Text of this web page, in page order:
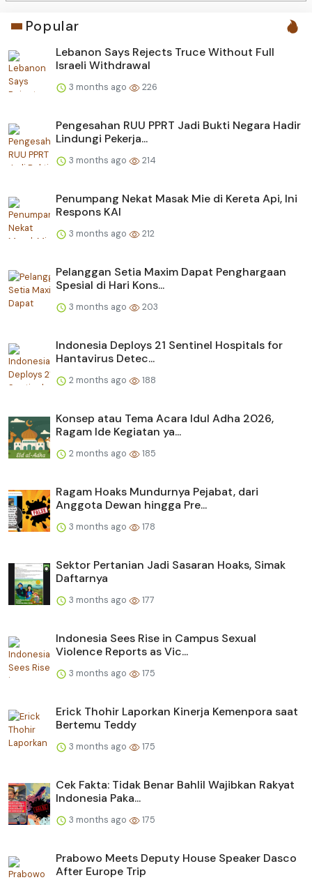
Popular
Lebanon Says Rejects Truce Without Full
Israeli Withdrawal
3 months ago 226
Pengesahan RUU PPRT Jadi Bukti Negara Hadir
Lindungi Pekerja...
3 months ago 214
Penumpang Nekat Masak Mie di Kereta Api, Ini
Respons KAI
3 months ago 212
Pelanggan Setia Maxim Dapat Penghargaan
Spesial di Hari Kons...
3 months ago 203
Indonesia Deploys 21 Sentinel Hospitals for
Hantavirus Detec...
2 months ago 188
Konsep atau Tema Acara Idul Adha 2026,
Ragam Ide Kegiatan ya...
2 months ago 185
Ragam Hoaks Mundurnya Pejabat, dari
Anggota Dewan hingga Pre...
3 months ago 178
Sektor Pertanian Jadi Sasaran Hoaks, Simak
Daftarnya
3 months ago 177
Indonesia Sees Rise in Campus Sexual
Violence Reports as Vic...
3 months ago 175
Erick Thohir Laporkan Kinerja Kemenpora saat
Bertemu Teddy
3 months ago 175
Cek Fakta: Tidak Benar Bahlil Wajibkan Rakyat
Indonesia Paka...
3 months ago 175
Prabowo Meets Deputy House Speaker Dasco
After Europe Trip